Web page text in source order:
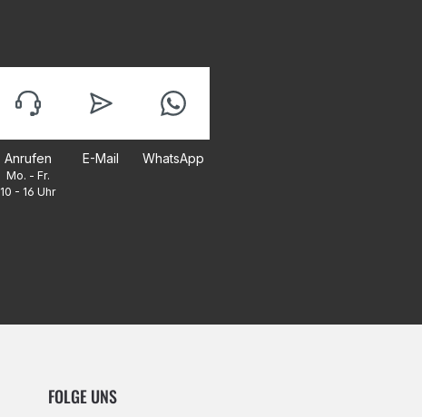
Anrufen
Mo. - Fr.
10 - 16 Uhr
E-Mail WhatsApp
FOLGE UNS